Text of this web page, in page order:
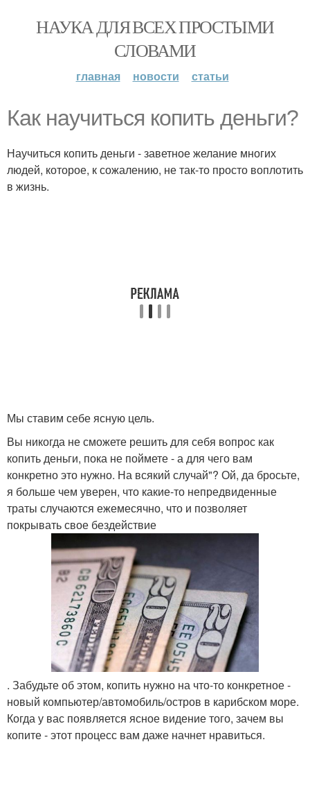
НАУКА ДЛЯ ВСЕХ ПРОСТЫМИ
СЛОВАМИ
главная новости статьи
Как научиться копить деньги?
Научиться копить деньги - заветное желание многих
людей, которое, к сожалению, не так-то просто воплотить
в жизнь.
Мы ставим себе ясную цель.
Вы никогда не сможете решить для себя вопрос как
копить деньги, пока не поймете - а для чего вам
конкретно это нужно. На всякий случай"? Ой, да бросьте,
я больше чем уверен, что какие-то непредвиденные
траты случаются ежемесячно, что и позволяет
покрывать свое бездействие
. Забудьте об этом, копить нужно на что-то конкретное -
новый компьютер/автомобиль/остров в карибском море.
Когда у вас появляется ясное видение того, зачем вы
копите - этот процесс вам даже начнет нравиться.